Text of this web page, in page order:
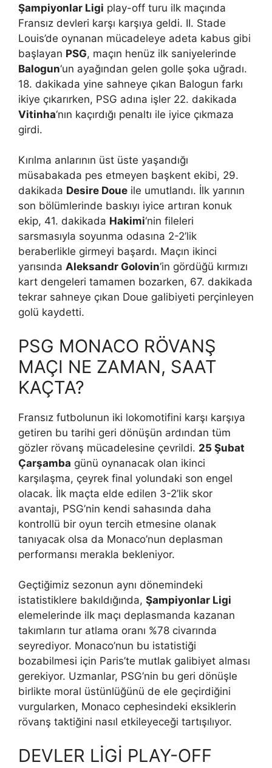
Şampiyonlar Ligi play-off turu ilk maçında
Fransız devleri karşı karşıya geldi. II. Stade
Louis’de oynanan mücadeleye adeta kabus gibi
başlayan PSG, maçın henüz ilk saniyelerinde
Balogun‘un ayağından gelen golle şoka uğradı.
18. dakikada yine sahneye çıkan Balogun farkı
ikiye çıkarırken, PSG adına işler 22. dakikada
Vitinha‘nın kaçırdığı penaltı ile iyice çıkmaza
girdi.
Kırılma anlarının üst üste yaşandığı
müsabakada pes etmeyen başkent ekibi, 29.
dakikada Desire Doue ile umutlandı. İlk yarının
son bölümlerinde baskıyı iyice artıran konuk
ekip, 41. dakikada Hakimi‘nin fileleri
sarsmasıyla soyunma odasına 2-2’lik
beraberlikle girmeyi başardı. Maçın ikinci
yarısında Aleksandr Golovin‘in gördüğü kırmızı
kart dengeleri tamamen bozarken, 67. dakikada
tekrar sahneye çıkan Doue galibiyeti perçinleyen
golü kaydetti.
PSG MONACO RÖVANŞ
MAÇI NE ZAMAN, SAAT
KAÇTA?
Fransız futbolunun iki lokomotifini karşı karşıya
getiren bu tarihi geri dönüşün ardından tüm
gözler rövanş mücadelesine çevrildi. 25 Şubat
Çarşamba günü oynanacak olan ikinci
karşılaşma, çeyrek final yolundaki son engel
olacak. İlk maçta elde edilen 3-2’lik skor
avantajı, PSG’nin kendi sahasında daha
kontrollü bir oyun tercih etmesine olanak
tanıyacak olsa da Monaco’nun deplasman
performansı merakla bekleniyor.
Geçtiğimiz sezonun aynı dönemindeki
istatistiklere bakıldığında, Şampiyonlar Ligi
elemelerinde ilk maçı deplasmanda kazanan
takımların tur atlama oranı %78 civarında
seyrediyor. Monaco’nun bu istatistiği
bozabilmesi için Paris’te mutlak galibiyet alması
gerekiyor. Uzmanlar, PSG’nin bu geri dönüşle
birlikte moral üstünlüğünü de ele geçirdiğini
vurgularken, Monaco cephesindeki eksiklerin
rövanş taktiğini nasıl etkileyeceği tartışılıyor.
DEVLER LİGİ PLAY-OFF